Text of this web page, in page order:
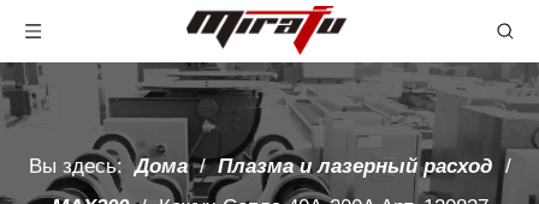
Вы здесь: Дома / Плазма и лазерный расход /